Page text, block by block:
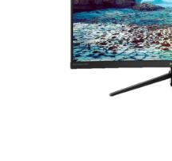
Agrandir l’image :